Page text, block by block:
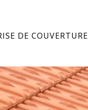
DE COUVERTURE